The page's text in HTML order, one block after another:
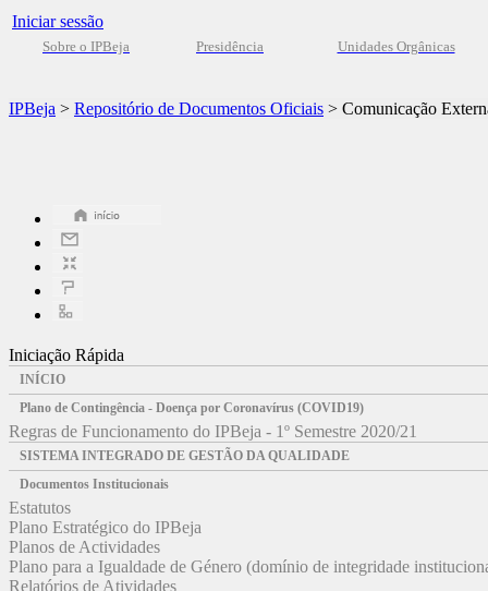
Iniciar sessão
Sobre o IPBeja Presidência Unidades Orgânicas
IPBeja > Repositório de Documentos Oficiais > Comunicação
Iniciação Rápida
INÍCIO
Plano de Contingência - Doença por Coronavírus (COVID19)
Regras de Funcionamento do IPBeja - 1º Semestre 2020/21
SISTEMA INTEGRADO DE GESTÃO DA QUALIDADE
Documentos Institucionais
Estatutos
Plano Estratégico do IPBeja
Planos de Actividades
Plano para a Igualdade de Género (domínio de integridade
Relatórios de Atividades